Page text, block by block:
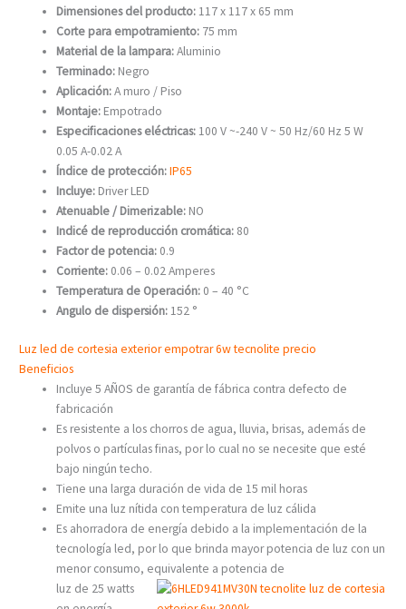
Dimensiones del producto: 117 x 117 x 65 mm
Corte para empotramiento: 75 mm
Material de la lampara:Aluminio
Terminado: Negro
Aplicación:A muro / Piso
Montaje: Empotrado
Especificaciones eléctricas: 100 V ~-240 V ~ 50 Hz/60 Hz 5 W
0.05 A-0.02 A
Índice de protección:IP65
Incluye: Driver LED
Atenuable / Dimerizable: NO
Indicé de reproducción cromática: 80
Factor de potencia: 0.9
Corriente: 0.06 – 0.02 Amperes
Temperatura de Operación: 0 – 40 °C
Angulo de dispersión: 152 °
Luz led de cortesia exterior empotrar 6w tecnolite precio
Beneficios
Incluye 5 AÑOS de garantía de fábrica contra defecto de
fabricación
Es resistente a los chorros de agua, lluvia, brisas, además de
polvos o partículas finas, por lo cual no se necesite que esté
bajo ningún techo.
Tiene una larga duración de vida de 15 mil horas
Emite una luz nítida con temperatura de luz cálida
Es ahorradora de energía debido a la implementación de la
tecnología led, por lo que brinda mayor potencia de luz con un
menor consumo, equivalente a potencia de
luz de 25 watts